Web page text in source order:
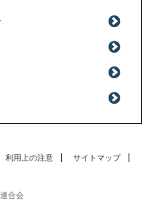
利用上の注意 サイトマップ
合会